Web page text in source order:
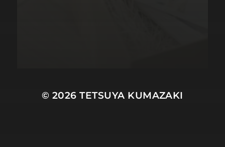
© 2026TETSUYA KUMAZAKI